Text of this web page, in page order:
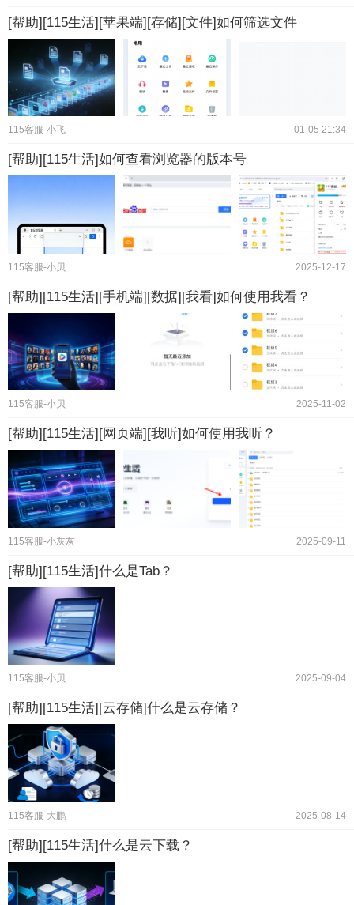
[帮助][115生活][苹果端][存储][文件]如何筛选文件
115客服-小飞 01-05 21:34
[帮助][115生活]如何查看浏览器的版本号
115客服-小贝 2025-12-17
[帮助][115生活][手机端][数据][我看]如何使用我看？
115客服-小贝 2025-11-02
[帮助][115生活][网页端][我听]如何使用我听？
115客服-小灰灰 2025-09-11
[帮助][115生活]什么是Tab？
115客服-小贝 2025-09-04
[帮助][115生活][云存储]什么是云存储？
115客服-大鹏 2025-08-14
[帮助][115生活]什么是云下载？